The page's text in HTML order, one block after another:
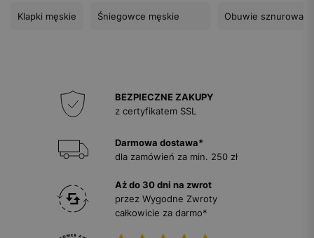
Klapki męskie Śniegowce męskie Obuwie sznurowane
BEZPIECZNE ZAKUPY
z certyfikatem SSL
Darmowa dostawa*
dla zamówień za min. 250 zł
Aż do 30 dni na zwrot
przez Wygodne Zwroty
całkowicie za darmo*